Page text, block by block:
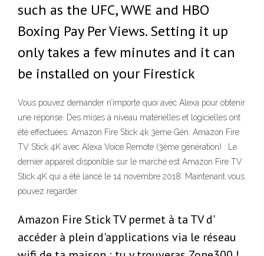
such as the UFC, WWE and HBO
Boxing Pay Per Views. Setting it up
only takes a few minutes and it can
be installed on your Firestick
Vous pouvez demander n’importe quoi avec Alexa pour obtenir
une réponse. Des mises à niveau matérielles et logicielles ont
été effectuées. Amazon Fire Stick 4k 3eme Gén. Amazon Fire
TV Stick 4K avec Alexa Voice Remote (3ème génération) : Le
dernier appareil disponible sur le marché est Amazon Fire TV
Stick 4K qui a été lancé le 14 novembre 2018. Maintenant vous
pouvez regarder
Amazon Fire Stick TV permet à ta TV d'
accéder à plein d'applications via le réseau